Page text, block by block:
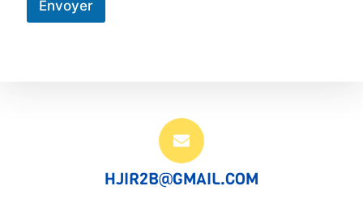
Envoyer
HJIR2B@GMAIL.COM